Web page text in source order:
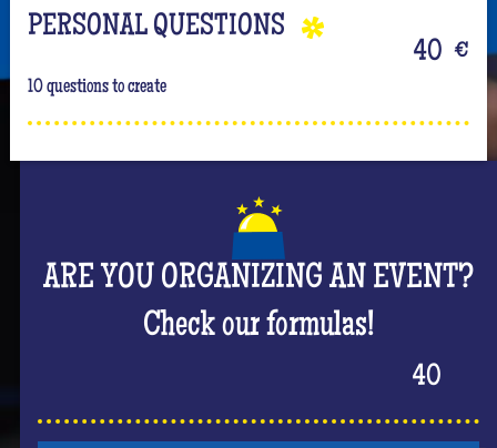
PERSONAL QUESTIONS
10 questions to create
40 €
ARE YOU ORGANIZING AN EVENT?
Check our formulas!
40